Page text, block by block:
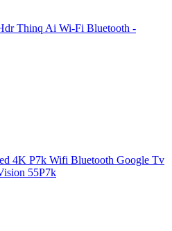
Thinq Ai Wi-Fi Bluetooth -
4K P7k Wifi Bluetooth Google Tv
55P7k